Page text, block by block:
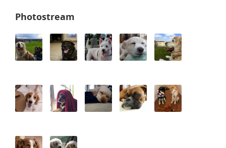
Photostream